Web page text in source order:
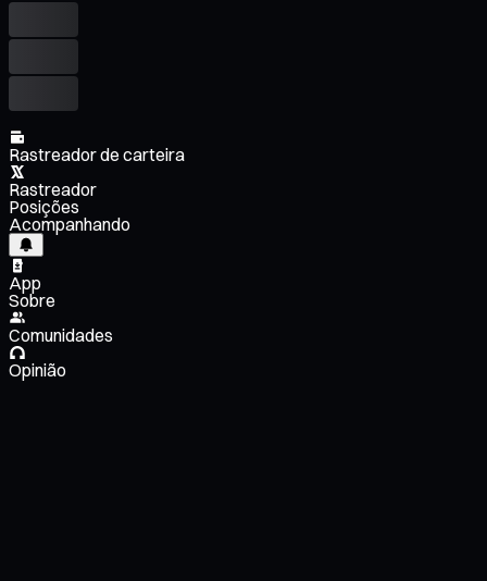
Rastreador de carteira
Rastreador
Posições
Acompanhando
App
Sobre
Comunidades
Opinião